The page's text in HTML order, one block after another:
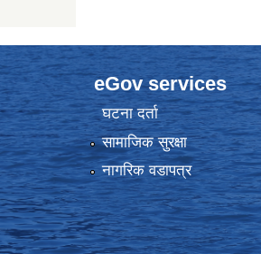
eGov services
घटना दर्ता
सामाजिक सुरक्षा
नागरिक वडापत्र